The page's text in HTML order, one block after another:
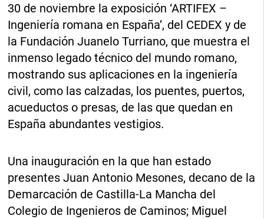
30 de noviembre la exposición ‘ARTIFEX –
Ingeniería romana en España’, del CEDEX y de
la Fundación Juanelo Turriano, que muestra el
inmenso legado técnico del mundo romano,
mostrando sus aplicaciones en la ingeniería
civil, como las calzadas, los puentes, puertos,
acueductos o presas, de las que quedan en
España abundantes vestigios.
Una inauguración en la que han estado
presentes Juan Antonio Mesones, decano de la
Demarcación de Castilla-La Mancha del
Colegio de Ingenieros de Caminos; Miguel